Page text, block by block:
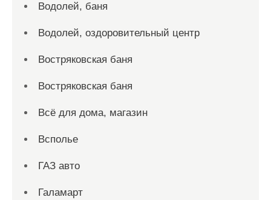
Водолей, баня
Водолей, оздоровительный центр
Востряковская баня
Востряковская баня
Всё для дома, магазин
Всполье
ГАЗ авто
Галамарт